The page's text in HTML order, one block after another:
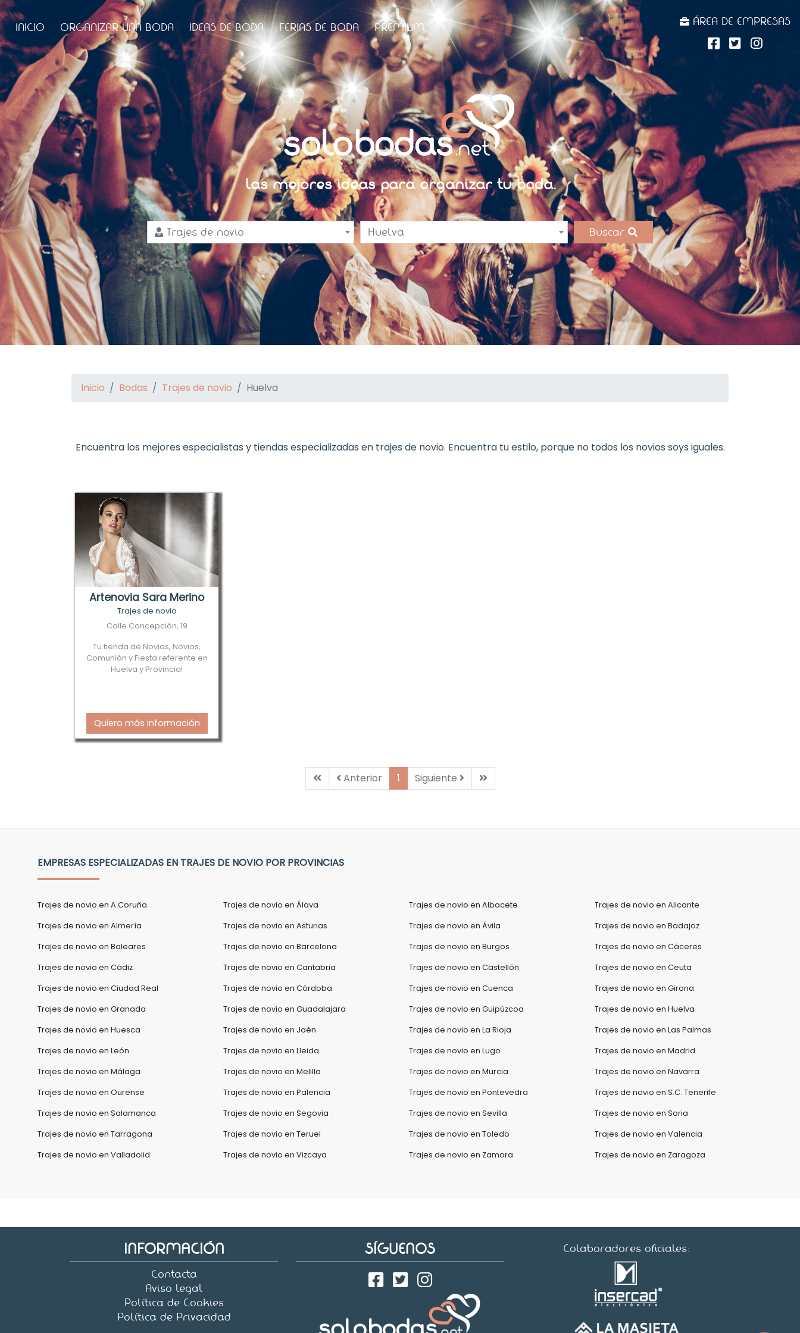
INICIO ORGANIZAR UNA BODA IDEAS DE BODA FERIAS DE BODA PREMIUM ÁREA DE EMPRESAS
Las mejores ideas para organizar tu boda.
Trajes de novio Huelva Buscar
Inicio Bodas Trajes de novio Huelva
Encuentra los mejores especialistas y tiendas especializadas en trajes de novio. Encuentra tu estilo, porque no todos los novios soys iguales.
Artenovia Sara Merino
Trajes de novio
Calle Concepción, 19
Tu tienda de Novias, Novios,
Comunión y Fiesta referente en
Huelva y Provincia!
Quiero más información
PrimeraAnteriorAnterior
1 Siguiente SiguienteÚltima
EMPRESAS ESPECIALIZADAS EN TRAJES DE NOVIO POR PROVINCIAS
Trajes de novio en A Coruña Trajes de novio en Álava Trajes de novio en Albacete Trajes de novio en Alicante
Trajes de novio en Almería Trajes de novio en Asturias Trajes de novio en Ávila Trajes de novio en Badajoz
Trajes de novio en Baleares Trajes de novio en Barcelona Trajes de novio en Burgos Trajes de novio en Cáceres
Trajes de novio en Cádiz Trajes de novio en Cantabria Trajes de novio en Castellón Trajes de novio en Ceuta
Trajes de novio en Ciudad Real Trajes de novio en Córdoba Trajes de novio en Cuenca Trajes de novio en Girona
Trajes de novio en Granada Trajes de novio en Guadalajara Trajes de novio en Guipúzcoa Trajes de novio en Huelva
Trajes de novio en Huesca Trajes de novio en Jaén Trajes de novio en La Rioja Trajes de novio en Las Palmas
Trajes de novio en León Trajes de novio en Lleida Trajes de novio en Lugo Trajes de novio en Madrid
Trajes de novio en Málaga Trajes de novio en Melilla Trajes de novio en Murcia Trajes de novio en Navarra
Trajes de novio en Ourense Trajes de novio en Palencia Trajes de novio en Pontevedra Trajes de novio en S.C. Tenerife
Trajes de novio en Salamanca Trajes de novio en Segovia Trajes de novio en Sevilla Trajes de novio en Soria
Trajes de novio en Tarragona Trajes de novio en Teruel Trajes de novio en Toledo Trajes de novio en Valencia
Trajes de novio en Valladolid Trajes de novio en Vizcaya Trajes de novio en Zamora Trajes de novio en Zaragoza
INFORMACIÓN
Contacta
Aviso legal
Política de Cookies
Política de Privacidad
SÍGUENOS Colaboradores oficiales: